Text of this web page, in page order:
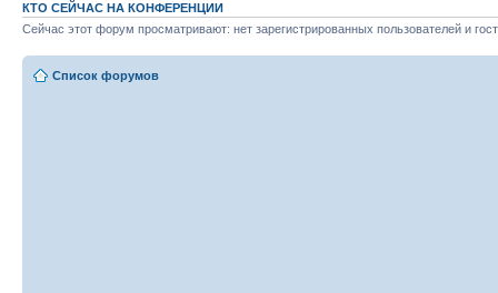
КТО СЕЙЧАС НА КОНФЕРЕНЦИИ
Сейчас этот форум просматривают: нет зарегистрированных пользователей и
Список форумов